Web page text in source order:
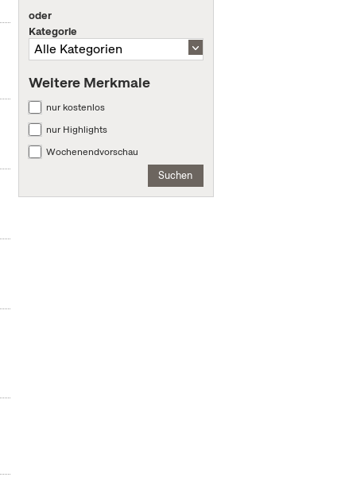
oder
Kategorie
Weitere Merkmale
nur kostenlos
nur Highlights
Wochenendvorschau
Suchen